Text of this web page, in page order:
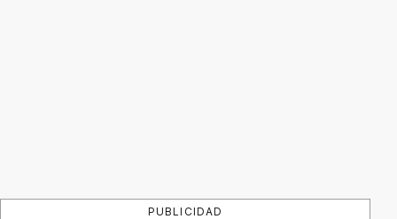
PUBLICIDAD